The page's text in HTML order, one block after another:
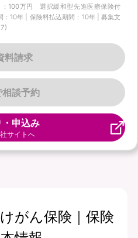
100万円 選択緩和型先進医療保険付
10年 | 保険料払込期間：10年 | 募集文
談予約
料請求
・申込み
サイトへ
がん保険｜保険